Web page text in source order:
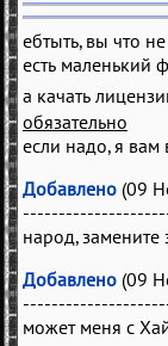
ебтыть, вы что
есть маленький
а качать
обязательно
если надо, я вам
Добавлено (09
народ, замените
Добавлено (09
может меня с